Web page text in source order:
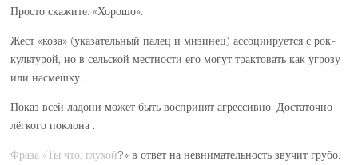
Просто скажите: «Хорошо».
Жест «коза» (указательный палец и мизинец) ассоциируется с рок-
культурой, но в сельской местности его могут трактовать как угрозу
или насмешку .
Показ всей ладони может быть воспринят агрессивно. Достаточно
лёгкого поклона .
Фраза «Ты что, глухой?» в ответ на невнимательность звучит грубо.